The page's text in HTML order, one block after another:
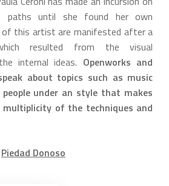
paths until she found her own
of this artist are manifested after a
resulted from the visual
internal ideas. Openworks and
about topics such as music
under an style that makes
of the techniques and
Piedad Donoso